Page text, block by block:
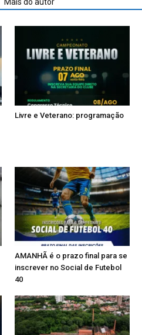
Livre e Veterano: programação
AMANHÃ é o prazo final para se
inscrever no Social de Futebol
40